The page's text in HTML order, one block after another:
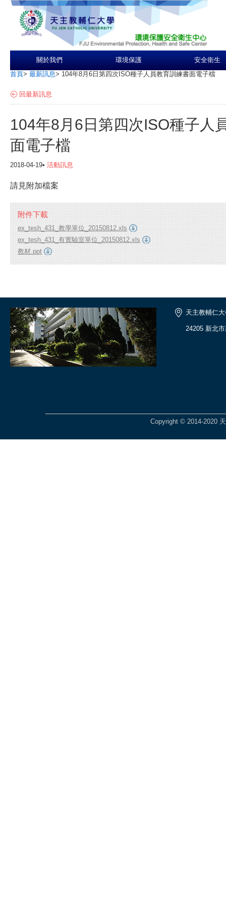
關於我們 環境保護 安全衛生
首頁> 最新訊息> 104年8月6日第四次ISO種子人員教育訓練書面電子檔
回最新訊息
104年8月6日第四次ISO種子人
面電子檔
2018-04-19• 活動訊息
請見附加檔案
附件下載
ex_tesh_431_教學單位_20150812.xls
ex_tesh_431_有實驗室單位_20150812.xls
教材.ppt
天主教輔仁
24205 新北
Copyright © 2014-2020